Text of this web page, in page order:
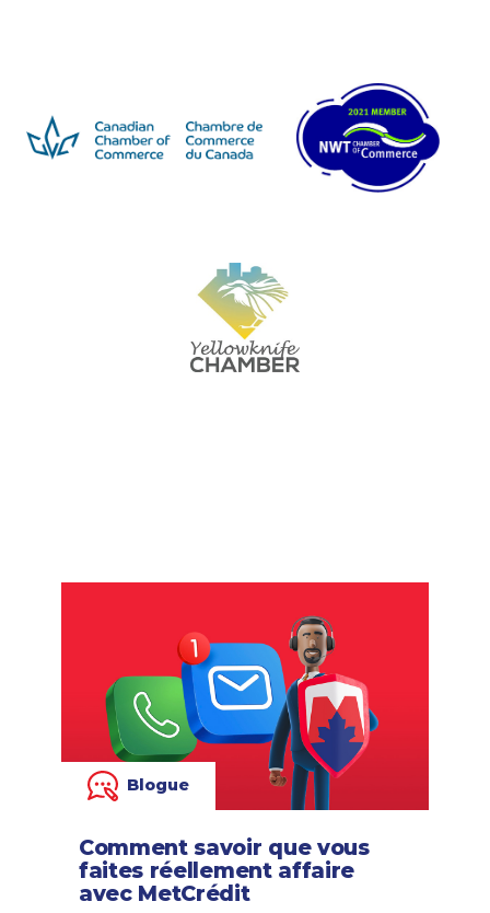
Blogue
Comment savoir que vous
faites réellement affaire
avec MetCrédit